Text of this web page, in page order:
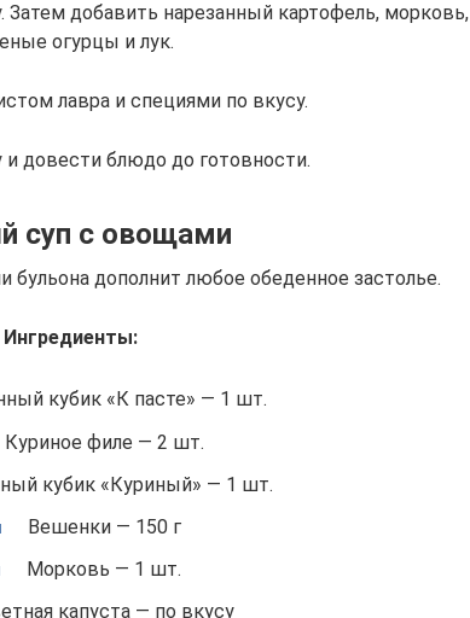
добавить нарезанный картофель, морковь,
огурцы и лук.
лавра и специями по вкусу.
и довести блюдо до готовности.
суп с овощами
дополнит любое обеденное застолье.
Ингредиенты:
кубик «К пасте» — 1 шт.
Куриное филе — 2 шт.
кубик «Куриный» — 1 шт.
Вешенки — 150 г
Морковь — 1 шт.
капуста — по вкусу